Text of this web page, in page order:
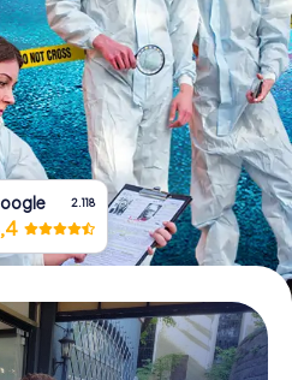
buchen
bestellen
2.118